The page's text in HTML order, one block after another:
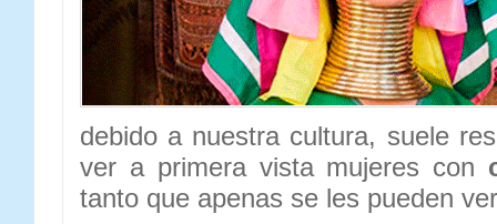
debido a nuestra cultura, suele
ver a primera vista mujeres con
tanto que apenas se les pueden